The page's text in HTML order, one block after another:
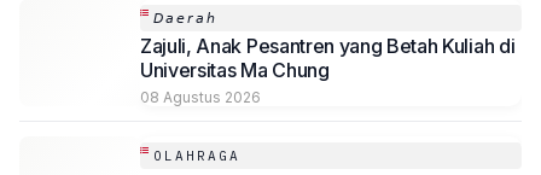
𝘋𝘢𝘦𝘳𝘢𝘩
Zajuli, Anak Pesantren yang Betah Kuliah di
Universitas Ma Chung
08 Agustus 2026
OLAHRAGA